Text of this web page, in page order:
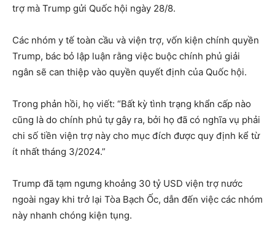
trợ mà Trump gửi Quốc hội ngày 28/8.
Các nhóm y tế toàn cầu và viện trợ, vốn kiện chính quyền
Trump, bác bỏ lập luận rằng việc buộc chính phủ giải
ngân sẽ can thiệp vào quyền quyết định của Quốc hội.
Trong phản hồi, họ viết: “Bất kỳ tình trạng khẩn cấp nào
cũng là do chính phủ tự gây ra, bởi họ đã có nghĩa vụ phải
chi số tiền viện trợ này cho mục đích được quy định kể từ
ít nhất tháng 3/2024.”
Trump đã tạm ngưng khoảng 30 tỷ USD viện trợ nước
ngoài ngay khi trở lại Tòa Bạch Ốc, dẫn đến việc các nhóm
này nhanh chóng kiện tụng.